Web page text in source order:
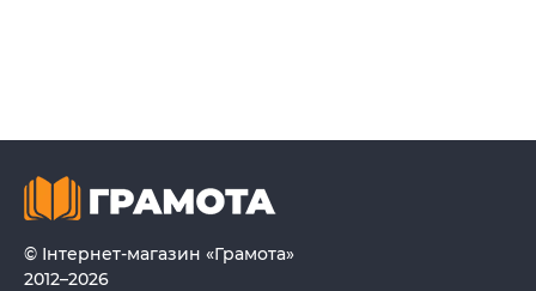
© Інтернет-магазин «Грамота»
2012–2026